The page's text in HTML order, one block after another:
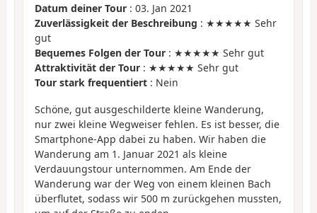
Datum deiner Tour : 03. Jan 2021
Zuverlässigkeit der Beschreibung : ★★★★★ Sehr
gut
Bequemes Folgen der Tour : ★★★★★ Sehr gut
Attraktivität der Tour : ★★★★★ Sehr gut
Tour stark frequentiert : Nein
Schöne, gut ausgeschilderte kleine Wanderung,
nur zwei kleine Wegweiser fehlen. Es ist besser, die
Smartphone-App dabei zu haben. Wir haben die
Wanderung am 1. Januar 2021 als kleine
Verdauungstour unternommen. Am Ende der
Wanderung war der Weg von einem kleinen Bach
überflutet, sodass wir 500 m zurückgehen mussten,